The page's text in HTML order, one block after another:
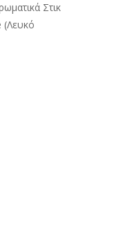
Στικ
(Λευκό